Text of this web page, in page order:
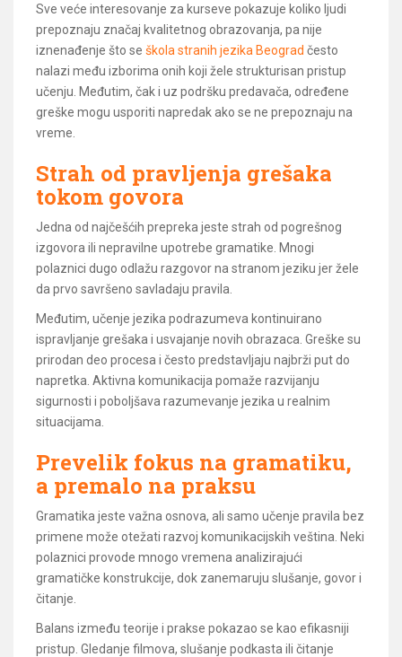
Sve veće interesovanje za kurseve pokazuje koliko ljudi
prepoznaju značaj kvalitetnog obrazovanja, pa nije
iznenađenje što se škola stranih jezika Beograd često
nalazi među izborima onih koji žele strukturisan pristup
učenju. Međutim, čak i uz podršku predavača, određene
greške mogu usporiti napredak ako se ne prepoznaju na
vreme.
Strah od pravljenja grešaka
tokom govora
Jedna od najčešćih prepreka jeste strah od pogrešnog
izgovora ili nepravilne upotrebe gramatike. Mnogi
polaznici dugo odlažu razgovor na stranom jeziku jer žele
da prvo savršeno savladaju pravila.
Međutim, učenje jezika podrazumeva kontinuirano
ispravljanje grešaka i usvajanje novih obrazaca. Greške su
prirodan deo procesa i često predstavljaju najbrži put do
napretka. Aktivna komunikacija pomaže razvijanju
sigurnosti i poboljšava razumevanje jezika u realnim
situacijama.
Prevelik fokus na gramatiku,
a premalo na praksu
Gramatika jeste važna osnova, ali samo učenje pravila bez
primene može otežati razvoj komunikacijskih veština. Neki
polaznici provode mnogo vremena analizirajući
gramatičke konstrukcije, dok zanemaruju slušanje, govor i
čitanje.
Balans između teorije i prakse pokazao se kao efikasniji
pristup. Gledanje filmova, slušanje podkasta ili čitanje